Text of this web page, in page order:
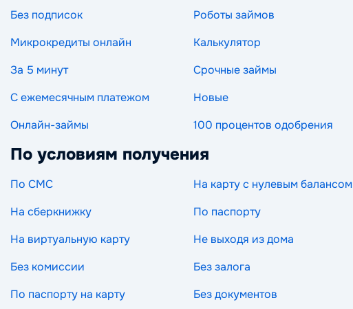
Без подписок Роботы займов
Микрокредиты онлайн
Калькулятор
За 5 минут
Срочные займы
С ежемесячным платежом
Новые
Онлайн-займы
100 процентов одобрения
По условиям получения
По СМС На карту с нулевым балансом
На сберкнижку
По паспорту
На виртуальную карту
Не выходя из дома
Без комиссии
Без залога
По паспорту на карту
Без документов